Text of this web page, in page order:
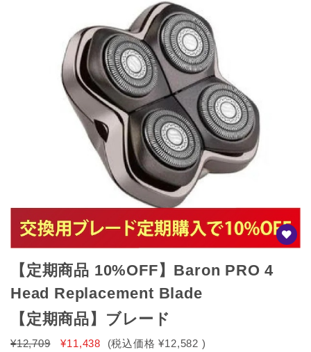
【定期商品 10%OFF】Baron PRO 4
Head Replacement Blade
【定期商品】ブレード
¥12,709 ¥11,438 (税込価格 ¥12,582 )